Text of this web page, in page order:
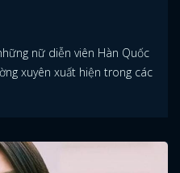
nữ diễn viên Hàn Quốc
xuyên xuất hiện trong các